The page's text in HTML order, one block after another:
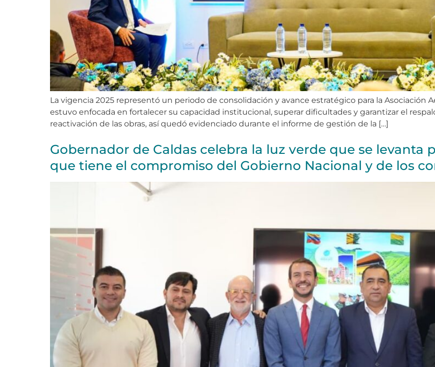
La vigencia 2025 representó un periodo de consolidación y avance estratégico para la Asociación
estuvo enfocada en fortalecer su capacidad institucional, superar dificultades y garantizar el
reactivación de las obras, así quedó evidenciado durante el informe de gestión de la […]
Gobernador de Caldas celebra la luz verde que se levanta
que tiene el compromiso del Gobierno Nacional y de los